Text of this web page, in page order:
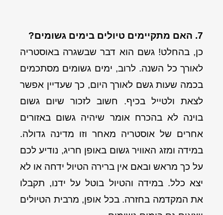
7. האם מתקיימים טיולים בימים גשומים?
כן, בהחלט! גשם הוא דבר שבשגרה באוסטריה
לאורך כל השנה. לרוב, ימים גשומים מסתכמים
בכמה שעות גשם לאורך היום, כך שעדיין אפשר
לצאת ולטייל בכיף. חשוב לזכור שיום גשום
בוינה לא בהכרח אומר שיהיה גשום באזורים
אחרים של אוסטריה מאחר וזו מדינה גדולה.
במידה ומזג האוויר גשום באופן חריג, נודיע לכם
על כך מראש ובאם אין ברירה הטיול ידחה או לא
יצא כלל. במידה והטיול בוטל על ידנו, תקבלו
את המקדמה בחזרה. בכל אופן, מרבית הטיולים